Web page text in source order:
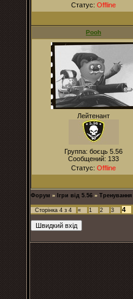
Статус: Offline
Pooh
Лейтенант
Группа: боєць 5.56
Сообщений: 133
Статус: Offline
Форум » Ігри від 5.56 » Тренування
Сторінка 4 з 4 « 1 2 3 4